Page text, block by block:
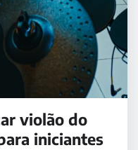
violão do
iniciantes